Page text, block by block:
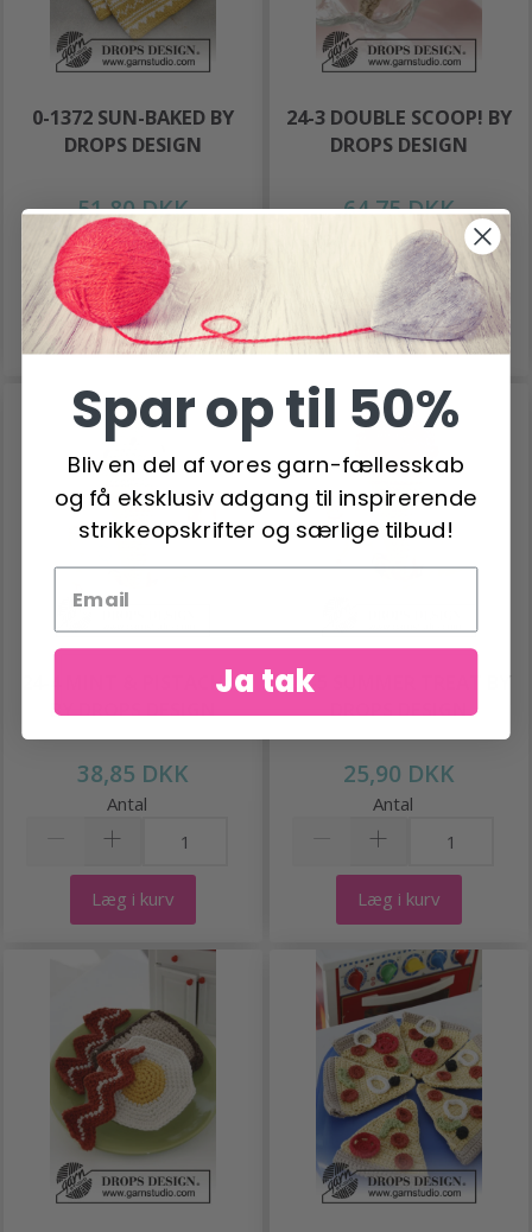
0-1372 SUN-BAKED BY
DROPS DESIGN
51,80 DKK
Antal
Læg i kurv
24-3 DOUBLE SCOOP! BY
DROPS DESIGN
64,75 DKK
Antal
Læg i kurv
24-4 MINT & PISTACHIO
BY DROPS DESIGN
38,85 DKK
Antal
Læg i kurv
24-5 SUMMER TREAT BY
DROPS DESIGN
25,90 DKK
Antal
Læg i kurv
Spar op til 50%
Bliv en del af vores garn-fællesskab
og få eksklusiv adgang til inspirerende
strikkeopskrifter og særlige tilbud!
Ja tak